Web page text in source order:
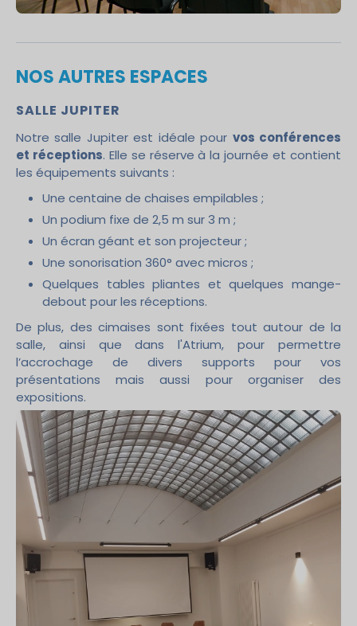
NOS AUTRES ESPACES
SALLE JUPITER
Notre salle Jupiter est idéale pour vos conférences
et réceptions. Elle se réserve à la journée et contient
les équipements suivants :
Une centaine de chaises empilables ;
Un podium fixe de 2,5 m sur 3 m ;
Un écran géant et son projecteur ;
Une sonorisation 360° avec micros ;
Quelques tables pliantes et quelques mange-
debout pour les réceptions.
De plus, des cimaises sont fixées tout autour de la
salle, ainsi que dans l'Atrium, pour permettre
l’accrochage de divers supports pour vos
présentations mais aussi pour organiser des
expositions.